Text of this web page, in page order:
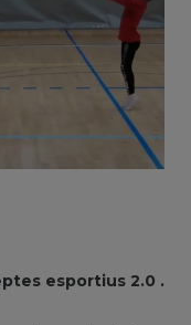
esportius 2.0 .